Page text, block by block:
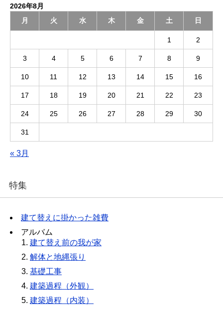
2026年8月
月
火 水 木 金 土 日
1 2
3 4 5 6 7 8 9
10 11 12 13 14 15 16
17 18 19 20 21 22 23
24 25 26 27 28 29 30
31
« 3月
特集
建て替えに掛かった雑費
アルバム
建て替え前の我が家
解体と地縄張り
基礎工事
建築過程（外観）
建築過程（内装）